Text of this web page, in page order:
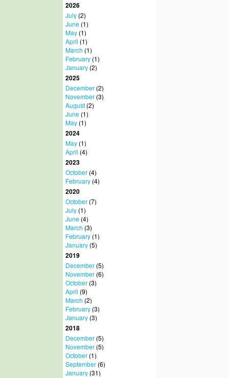
2026
July(2)
June(1)
May(1)
April (1)
March (1)
February(1)
January(2)
2025
December(2)
November(3)
August(2)
June(1)
May(1)
2024
May(1)
April (4)
2023
October(4)
February(4)
2020
October(7)
July(1)
June(4)
March (3)
February(1)
January(5)
2019
December(5)
November(6)
October(3)
April (9)
March (2)
February(3)
January(3)
2018
December(5)
November(5)
October(1)
September(6)
January(31)